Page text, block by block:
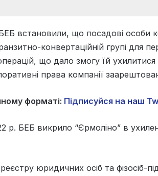
встановили, що посадові особи
конвертаційній групі для
що дало змогу їй ухилитися
права компанії
форматі: Підписуйся на наш
р. БЕБ викрило “Єрмоліно” в
юридичних осіб та фізосіб-